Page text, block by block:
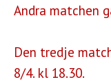
Andra matchen
Den tredje
8/4. kl 18.30.